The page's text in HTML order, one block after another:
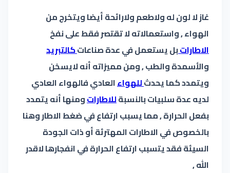
غاز لا لون له ولاطعم ولارائحة أيضا ويتخرج من
الهواء , واستعمالاته لا تقتصر فقط على نفخ
الاطاراتبل يستعمل في عدة صناعاتكالتبريد
والأسمدة والطب , ومن مميزاته أنه لايسخن
ويتمدد كما يحدثللهواءالعادي فالهواء العادي
لديه عدة سلبيات بالنسبةللاطاراتومنها أنه يتمدد
بفعل الحرارة , مما يسبب ارتفاع في ضغط الاطار وهنا
بالخصوص في الاطارات المهترئة أو ذات الجودة
السيئة فقد يتسبب ارتفاع الحرارة في انفجارها لاقدر
الله ,